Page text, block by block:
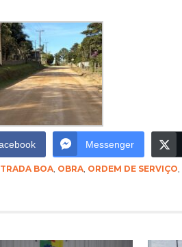
Messenger
BOA, OBRA, ORDEM DE SERVIÇO,